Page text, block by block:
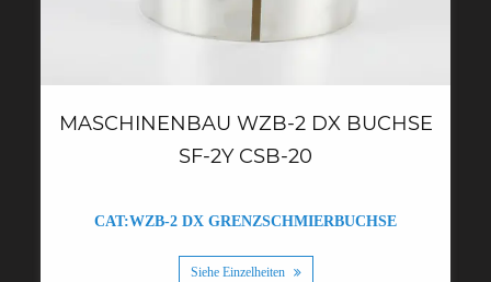
MASCHINENBAU WZB-2 DX BUCHSE
SF-2Y CSB-20
CAT:WZB-2 DX GRENZSCHMIERBUCHSE
Siehe Einzelheiten